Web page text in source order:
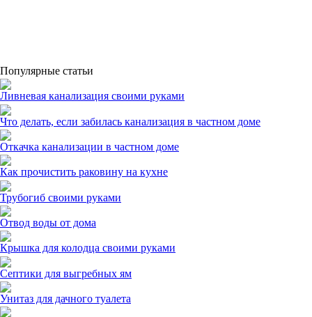
Популярные статьи
Ливневая канализация своими руками
Что делать, если забилась канализация в частном доме
Откачка канализации в частном доме
Как прочистить раковину на кухне
Трубогиб своими руками
Отвод воды от дома
Крышка для колодца своими руками
Септики для выгребных ям
Унитаз для дачного туалета